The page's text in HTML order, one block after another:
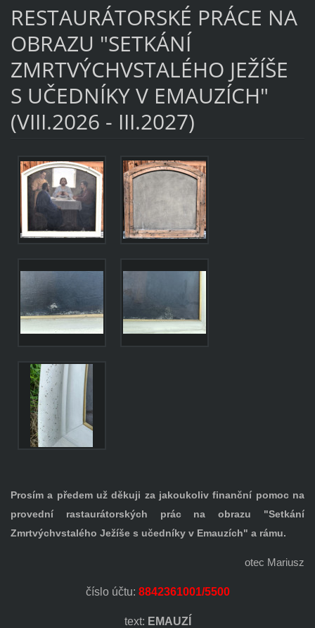
RESTAURÁTORSKÉ PRÁCE NA
OBRAZU "SETKÁNÍ
ZMRTVÝCHVSTALÉHO JEŽÍŠE
S UČEDNÍKY V EMAUZÍCH"
(VIII.2026 - III.2027)
Prosím a předem už děkuji za jakoukoliv finanční pomoc na
provední rastaurátorských prác na obrazu "Setkání
Zmrtvýchvstalého Ježíše s učedníky v Emauzích" a rámu.
otec Mariusz
číslo účtu: 8842361001/5500
text: EMAUZÍ